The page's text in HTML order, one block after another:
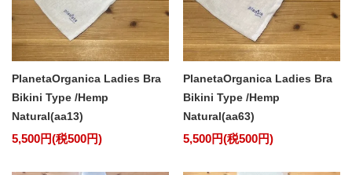
PlanetaOrganica Ladies Bra
Bikini Type /Hemp
Natural(aa13)
5,500円(税500円)
PlanetaOrganica Ladies Bra
Bikini Type /Hemp
Natural(aa63)
5,500円(税500円)